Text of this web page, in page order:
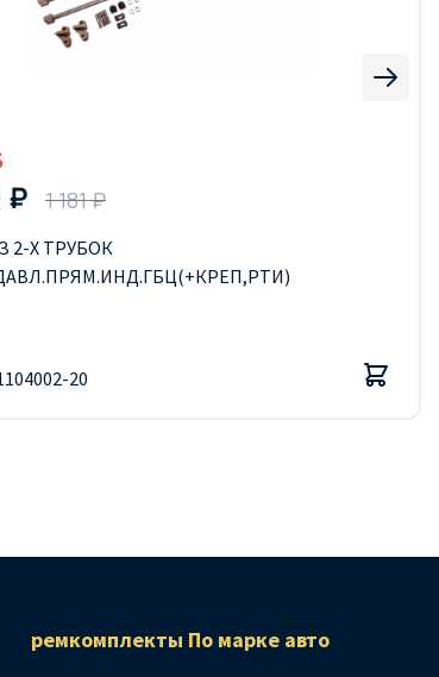
₽ 1 181 ₽
2-Х ТРУБОК
20
ремкомплекты По марке авто